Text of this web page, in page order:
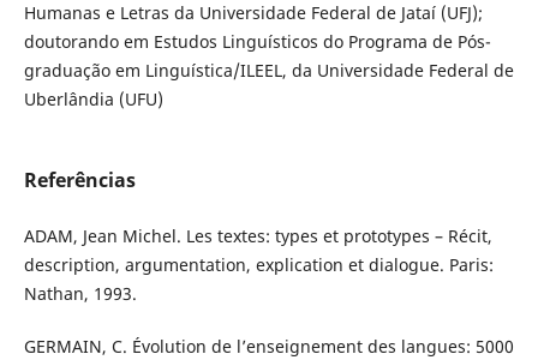
Humanas e Letras da Universidade Federal de Jataí (UFJ);
doutorando em Estudos Linguísticos do Programa de Pós-
graduação em Linguística/ILEEL, da Universidade Federal de
Uberlândia (UFU)
Referências
ADAM, Jean Michel. Les textes: types et prototypes – Récit,
description, argumentation, explication et dialogue. Paris:
Nathan, 1993.
GERMAIN, C. Évolution de l’enseignement des langues: 5000